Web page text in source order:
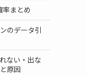
率まとめ
のデータ引
ない・出な
原因